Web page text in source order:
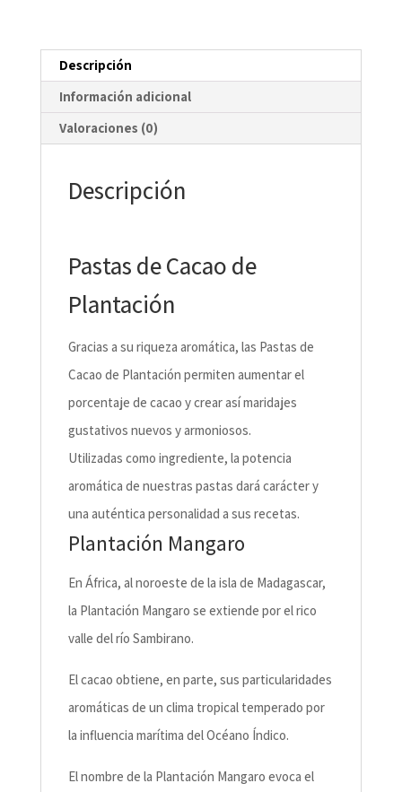
Descripción
Información adicional
Valoraciones (0)
Descripción
Pastas de Cacao de
Plantación
Gracias a su riqueza aromática, las Pastas de
Cacao de Plantación permiten aumentar el
porcentaje de cacao y crear así maridajes
gustativos nuevos y armoniosos.
Utilizadas como ingrediente, la potencia
aromática de nuestras pastas dará carácter y
una auténtica personalidad a sus recetas.
Plantación Mangaro
En África, al noroeste de la isla de Madagascar,
la Plantación Mangaro se extiende por el rico
valle del río Sambirano.
El cacao obtiene, en parte, sus particularidades
aromáticas de un clima tropical temperado por
la influencia marítima del Océano Índico.
El nombre de la Plantación Mangaro evoca el